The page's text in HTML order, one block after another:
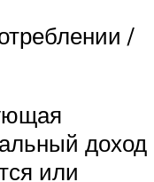
/
доход
или